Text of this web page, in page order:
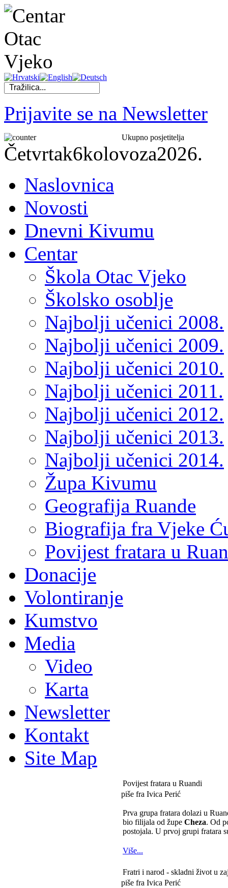
Prijavite se na Newsletter
Ukupno posjetitelja
Četvrtak6kolovoza2026.
Naslovnica
Novosti
Dnevni Kivumu
Centar
Škola Otac Vjeko
Školsko osoblje
Najbolji učenici 2008.
Najbolji učenici 2009.
Najbolji učenici 2010.
Najbolji učenici 2011.
Najbolji učenici 2012.
Najbolji učenici 2013.
Najbolji učenici 2014.
Župa Kivumu
Geografija Ruande
Biografija fra Vjeke
Povijest fratara u
Donacije
Volontiranje
Kumstvo
Media
Video
Karta
Newsletter
Kontakt
Site Map
Povijest fratara u Ruandi
piše fra Ivica Perić
Prva grupa fratara dolazi u
bio filijala od župe Cheza. Od
postojala. U prvoj grupi fratara
Više...
Fratri i narod - skladni život u
piše fra Ivica Perić